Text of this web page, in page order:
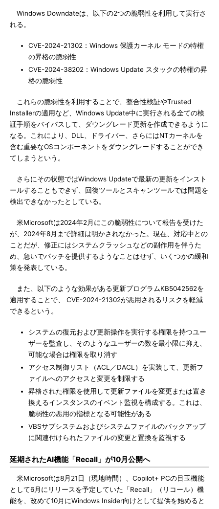
Windows Downdateは、以下の2つの脆弱性を利用して実行さ
れる。
CVE-2024-21302：Windows 保護カーネル モードの特権
の昇格の脆弱性
CVE-2024-38202：Windows Update スタックの特権の昇
格の脆弱性
これらの脆弱性を利用することで、整合性検証やTrusted
Installerの適用など、Windows Update中に実行される全ての検
証手順をバイパスして、ダウングレード更新を作成できるように
なる。これにより、DLL、ドライバー、さらにはNTカーネルを
含む重要なOSコンポーネントをダウングレードすることができ
てしまうという。
さらにその状態ではWindows Updateで最新の更新をインスト
ールすることもできず、回復ツールとスキャンツールでは問題を
検出できなかったとしている。
米Microsoftは2024年2月にこの脆弱性について報告を受けた
が、2024年8月まで詳細は明かされなかった。現在、対応中との
ことだが、修正にはシステムクラッシュなどの副作用を伴うた
め、急いでパッチを提供するようなことはせず、いくつかの緩和
策を発表している。
また、以下のような効果がある更新プログラムKB5042562を
適用することで、 CVE-2024-21302が悪用されるリスクを軽減
できるという。
システムの復元および更新操作を実行する権限を持つユー
ザーを監査し、そのようなユーザーの数を最小限に抑え、
可能な場合は権限を取り消す
アクセス制御リスト（ACL／DACL）を実装して、更新フ
ァイルへのアクセスと変更を制限する
昇格された権限を使用して更新ファイルを変更または置き
換えるインスタンスのイベント監視を構成する。これは、
脆弱性の悪用の指標となる可能性がある
VBSサブシステムおよびシステムファイルのバックアップ
に関連付けられたファイルの変更と置換を監視する
延期されたAI機能「Recall」が10月公開へ
米Microsoftは8月21日（現地時間）、Copilot+ PCの目玉機能
として6月にリリースを予定していた「Recall」（リコール）機
能を、改めて10月にWindows Insider向けとして提供を始めると